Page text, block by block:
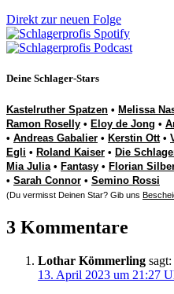
Direkt zur neuen Folge
Deine Schlager-Stars
Kastelruther Spatzen • Melissa
Ramon Roselly • Eloy de Jong •
• Andreas Gabalier • Kerstin Ott•
Egli • Roland Kaiser • Die
Mia Julia• Fantasy • Florian
• Sarah Connor • Semino Rossi
(Du vermisst Deinen Star? Gib uns
3 Kommentare
Lothar Kömmerling sagt:
13. April 2023 um 21:27